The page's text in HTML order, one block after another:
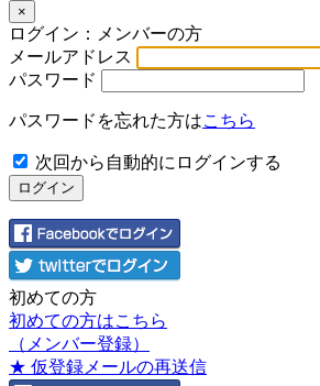
×
ログイン：メンバーの方
メールアドレス
パスワード
パスワードを忘れた方はこちら
次回から自動的にログインする
初めての方
初めての方はこちら
（メンバー登録）
★ 仮登録メールの再送信